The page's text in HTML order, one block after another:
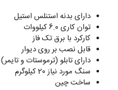
دارای بدنه استنلس استیل
توان کاری 6.0 کیلووات
کارکرد با برق تک فاز
قابل نصب بر روی دیوار
دارای تابلو (ترموستات و
سنگ مورد نیاز 20 کیلوگرم
ساخت چین